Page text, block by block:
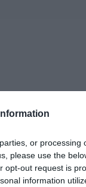
or processing
please use the
opt-out request is
information